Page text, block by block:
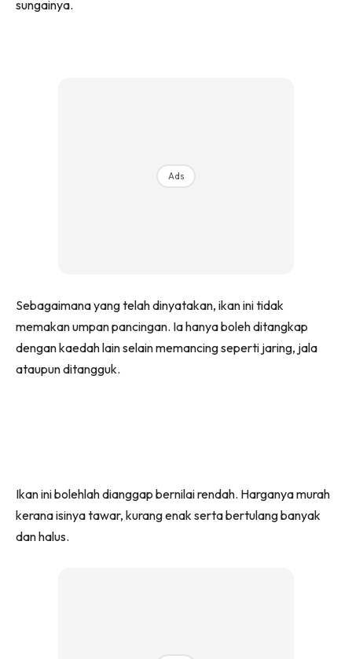
sungainya.
Ads
Sebagaimana yang telah dinyatakan, ikan ini tidak
memakan umpan pancingan. Ia hanya boleh ditangkap
dengan kaedah lain selain memancing seperti jaring, jala
ataupun ditangguk.
Ikan ini bolehlah dianggap bernilai rendah. Harganya murah
kerana isinya tawar, kurang enak serta bertulang banyak
dan halus.